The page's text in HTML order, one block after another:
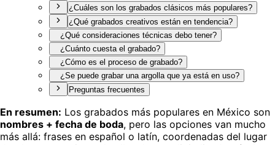
¿Cuáles son los grabados clásicos más populares?
¿Qué grabados creativos están en tendencia?
¿Qué consideraciones técnicas debo tener?
¿Cuánto cuesta el grabado?
¿Cómo es el proceso de grabado?
¿Se puede grabar una argolla que ya está en uso?
Preguntas frecuentes
En resumen: Los grabados más populares en México son
nombres + fecha de boda, pero las opciones van mucho
más allá: frases en español o latín, coordenadas del lugar